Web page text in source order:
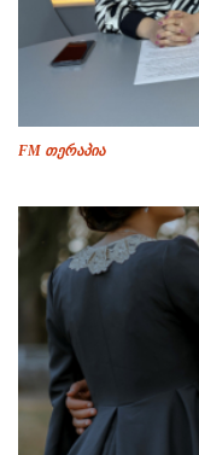
FM თერაპია